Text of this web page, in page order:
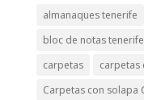
almanaques tenerife
bloc de notas tenerife
carpetas
carpetas
Carpetas con solapa